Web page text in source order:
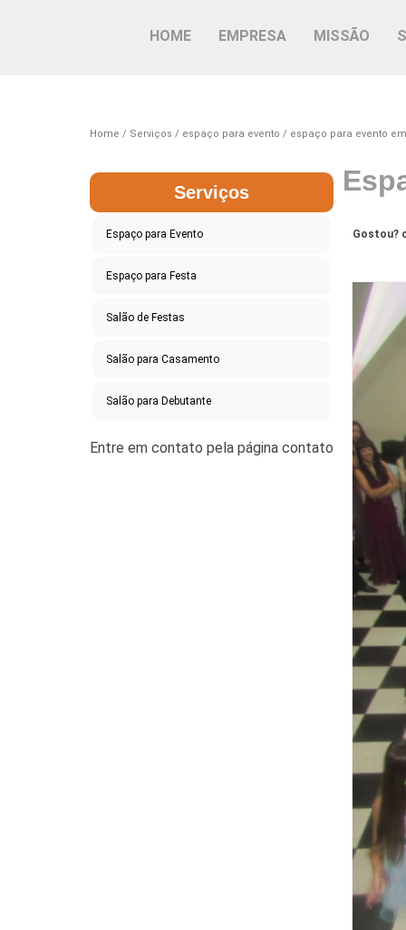
HOME EMPRESA MISSÃO
Home Serviços espaço para evento espaço para evento
Serviços
Espaço para Evento
Espaço para Festa
Salão de Festas
Salão para Casamento
Salão para Debutante
Gostou?